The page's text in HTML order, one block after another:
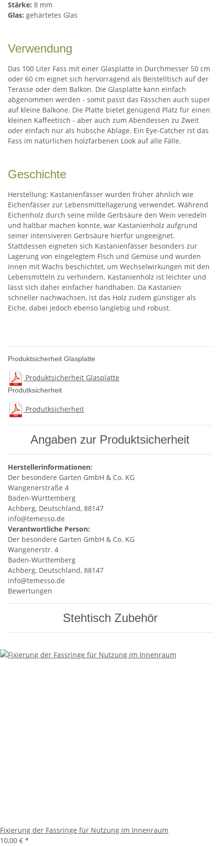
Stärke: 8 mm
Glas: gehärtetes Glas
Verwendung
Das 100 Liter Fass mit einer Glasplatte in Durchmesser 50 cm
oder 60 cm eignet sich hervorragend als Beistelltisch auf der
Terasse oder dem Balkon. Die Glasplatte kann einfach
abgenommen werden - somit passt das Fässchen auch super
auf kleine Balkone. Die Platte bietet genügend Platz für einen
kleinen Kaffeetisch - aber auch zum Abendessen zu Zweit
oder einfach nur als hübsche Ablage. Ein Eye-Catcher ist das
Fass im natürlichen holzfarbenen Look auf alle Fälle.
Geschichte
Herstellung: Kastanienfässer wurden früher ähnlich wie
Eichenfässer zur Lebensmittellagerung verwendet. Während
Eichenholz durch seine milde Gerbsäure den Wein veredeln
und haltbar machen konnte, war Kastanienholz aufgrund
seiner intensiveren Gerbsäure hierfür ungeeignet.
Stattdessen eigneten sich Kastanienfässer besonders zur
Lagerung von eingelegtem Fisch und Gemüse und wurden
innen mit Wachs beschichtet, um Wechselwirkungen mit den
Lebensmitteln zu verhindern. Kastanienholz ist leichter und
lässt sich daher einfacher handhaben. Da Kastanien
schneller nachwachsen, ist das Holz zudem günstiger als
Eiche, dabei jedoch ebenso langlebig und robust.
Produktsicherheit Glasplatte
Produktsicherheit Glasplatte
Produtksicherheit
Produtksicherheit
Angaben zur Produktsicherheit
Herstellerinformationen:
Der besondere Garten GmbH & Co. KG
Wangenerstraße 4
Baden-Württemberg
Achberg, Deutschland, 88147
info@temesso.de
Verantwortliche Person:
Der besondere Garten GmbH & Co. KG
Wangenerstr. 4
Baden-Württemberg
Achberg, Deutschland, 88147
info@temesso.de
Bewertungen
Stehtisch Zubehör
Fixierung der Fassringe für Nutzung im Innenraum
10,00 € *